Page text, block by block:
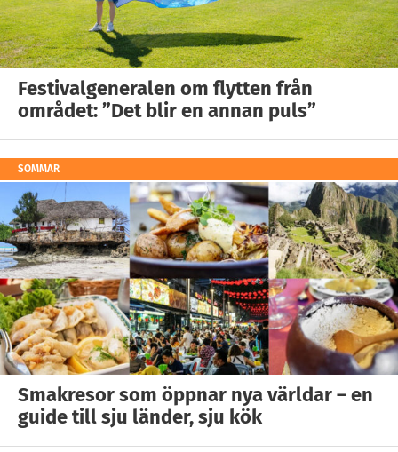
Festivalgeneralen om flytten från
området: ”Det blir en annan puls”
SOMMAR
Smakresor som öppnar nya världar – en
guide till sju länder, sju kök